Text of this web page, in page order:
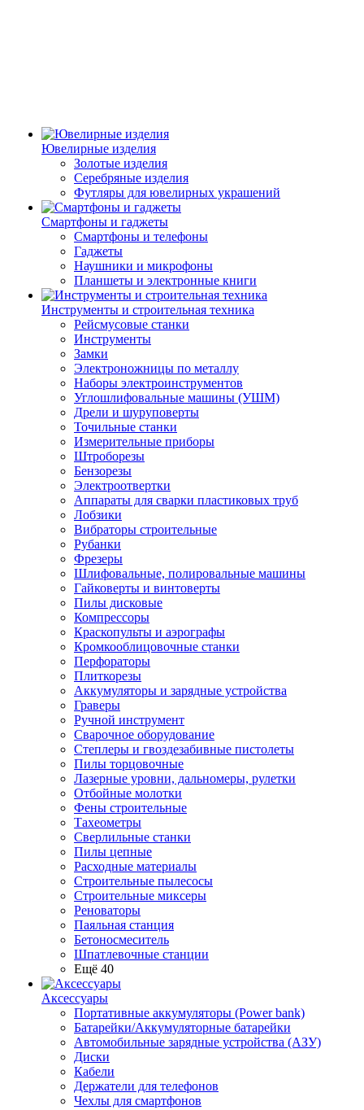
Ювелирные изделия
Золотые изделия
Серебряные изделия
Футляры для ювелирных украшений
Смартфоны и гаджеты
Смартфоны и телефоны
Гаджеты
Наушники и микрофоны
Планшеты и электронные книги
Инструменты и строительная техника
Рейсмусовые станки
Инструменты
Замки
Электроножницы по металлу
Наборы электроинструментов
Углошлифовальные машины (УШМ)
Дрели и шуруповерты
Точильные станки
Измерительные приборы
Штроборезы
Бензорезы
Электроотвертки
Аппараты для сварки пластиковых труб
Лобзики
Вибраторы строительные
Рубанки
Фрезеры
Шлифовальные, полировальные машины
Гайковерты и винтоверты
Пилы дисковые
Компрессоры
Краскопульты и аэрографы
Кромкооблицовочные станки
Перфораторы
Плиткорезы
Аккумуляторы и зарядные устройства
Граверы
Ручной инструмент
Сварочное оборудование
Степлеры и гвоздезабивные пистолеты
Пилы торцовочные
Лазерные уровни, дальномеры, рулетки
Отбойные молотки
Фены строительные
Тахеометры
Сверлильные станки
Пилы цепные
Расходные материалы
Строительные пылесосы
Строительные миксеры
Реноваторы
Паяльная станция
Бетоносмеситель
Шпатлевочные станции
Ещё 40
Аксессуары
Портативные аккумуляторы (Power bank)
Батарейки/Аккумуляторные батарейки
Автомобильные зарядные устройства (АЗУ)
Диски
Кабели
Держатели для телефонов
Чехлы для смартфонов